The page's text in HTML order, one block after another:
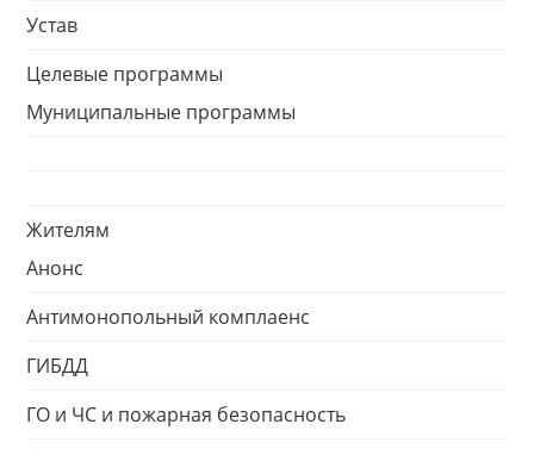
Устав
Целевые программы
Муниципальные программы
Жителям
Анонс
Антимонопольный комплаенс
ГИБДД
ГО и ЧС и пожарная безопасность